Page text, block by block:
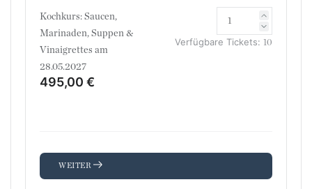
Kochkurs: Saucen,
Marinaden, Suppen &
Vinaigrettes am
28.05.2027
495,00 €
Verfügbare Tickets: 10
WEITER